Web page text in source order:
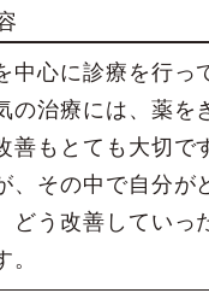
心に診療を行っ
の治療には、薬を
もとても大切で
、その中で自分が
どう改善していっ